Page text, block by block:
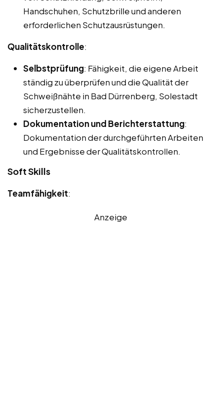
Handschuhen, Schutzbrille und anderen
erforderlichen Schutzausrüstungen.
Qualitätskontrolle:
Selbstprüfung: Fähigkeit, die eigene Arbeit
ständig zu überprüfen und die Qualität der
Schweißnähte in Bad Dürrenberg, Solestadt
sicherzustellen.
Dokumentation und Berichterstattung:
Dokumentation der durchgeführten Arbeiten
und Ergebnisse der Qualitätskontrollen.
Soft Skills
Teamfähigkeit:
Anzeige